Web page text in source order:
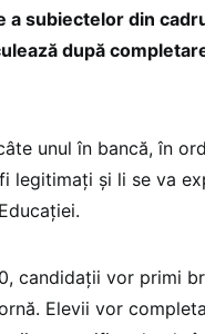
a subiectelor din
după
unul în bancă, în
legitimaţi şi li se va
candidaţii vor primi
Elevii vor